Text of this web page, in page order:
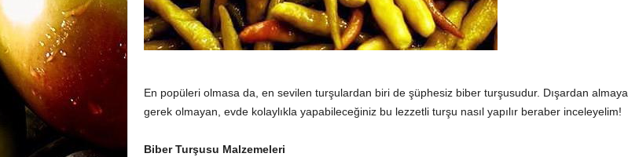
n
En popüleri olmasa da, en sevilen turşulardan biri de şüphesiz biber turşusudur. Dışardan almaya
gerek olmayan, evde kolaylıkla yapabileceğiniz bu lezzetli turşu nasıl yapılır beraber inceleyelim!
Biber Turşusu Malzemeleri